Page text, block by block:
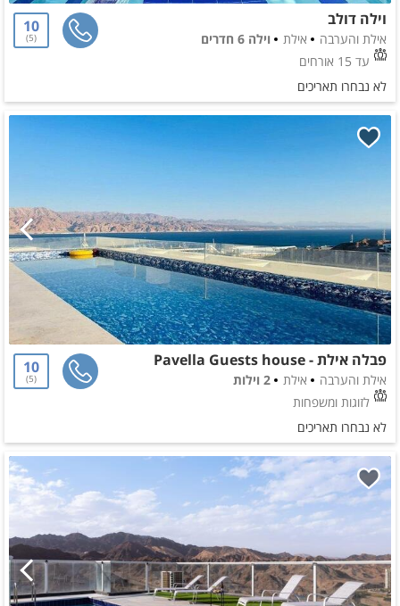
וילה דולב
אילת והערבה אילת
וילה 6 חדרים
עד 15 אורחים
10
5
לא נבחרו תאריכים
פבלה אילת - Pavella Guests house
אילת והערבה אילת
2 וילות
לזוגות ומשפחות
10
5
לא נבחרו תאריכים